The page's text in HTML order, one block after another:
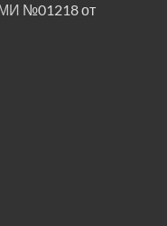
№01218 от